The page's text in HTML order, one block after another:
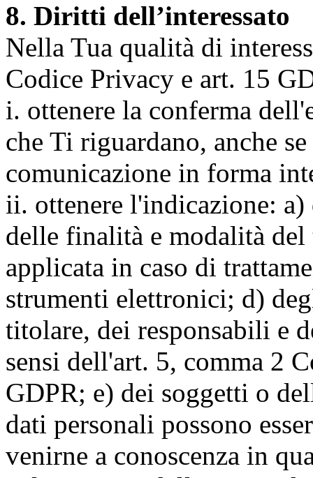
8. Diritti dell’interessato
Nella Tua qualità di
Codice Privacy e art. 15
i. ottenere la conferma
che Ti riguardano, anche
comunicazione in forma
ii. ottenere l'indicazione:
delle finalità e modalità
applicata in caso di
strumenti elettronici; d)
titolare, dei responsabili e
sensi dell'art. 5, comma 2
GDPR; e) dei soggetti o
dati personali possono
venirne a conoscenza in